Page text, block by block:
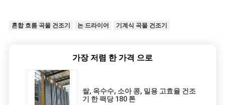
혼합 흐름 곡물 건조기 논 드라이어 기계식 곡물 건조기
가장 저렴 한 가격 으로
쌀, 옥수수, 소아 콩, 밀용 고효율 건조
기 한 팩당 180 톤